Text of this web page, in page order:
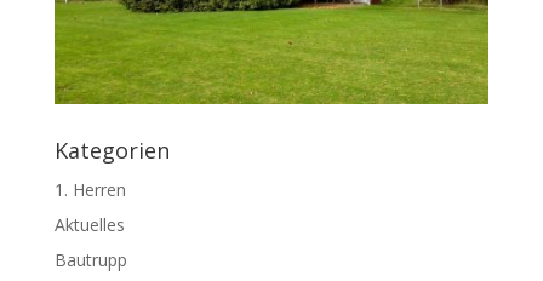
Kategorien
1. Herren
Aktuelles
Bautrupp